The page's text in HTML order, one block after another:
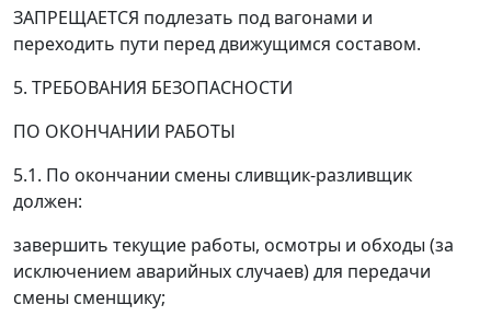
ЗАПРЕЩАЕТСЯ подлезать под вагонами и
переходить пути перед движущимся составом.
5. ТРЕБОВАНИЯ БЕЗОПАСНОСТИ
ПО ОКОНЧАНИИ РАБОТЫ
5.1. По окончании смены сливщик-разливщик
должен:
завершить текущие работы, осмотры и обходы (за
исключением аварийных случаев) для передачи
смены сменщику;